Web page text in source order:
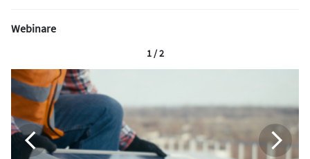
Webinare
1 / 2